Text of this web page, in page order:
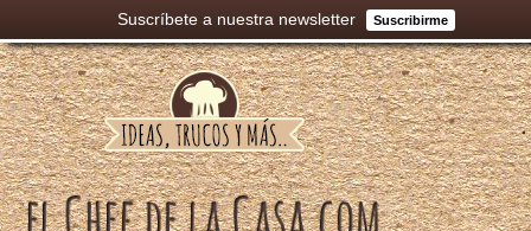
Suscríbete a nuestra newsletter Suscribirme